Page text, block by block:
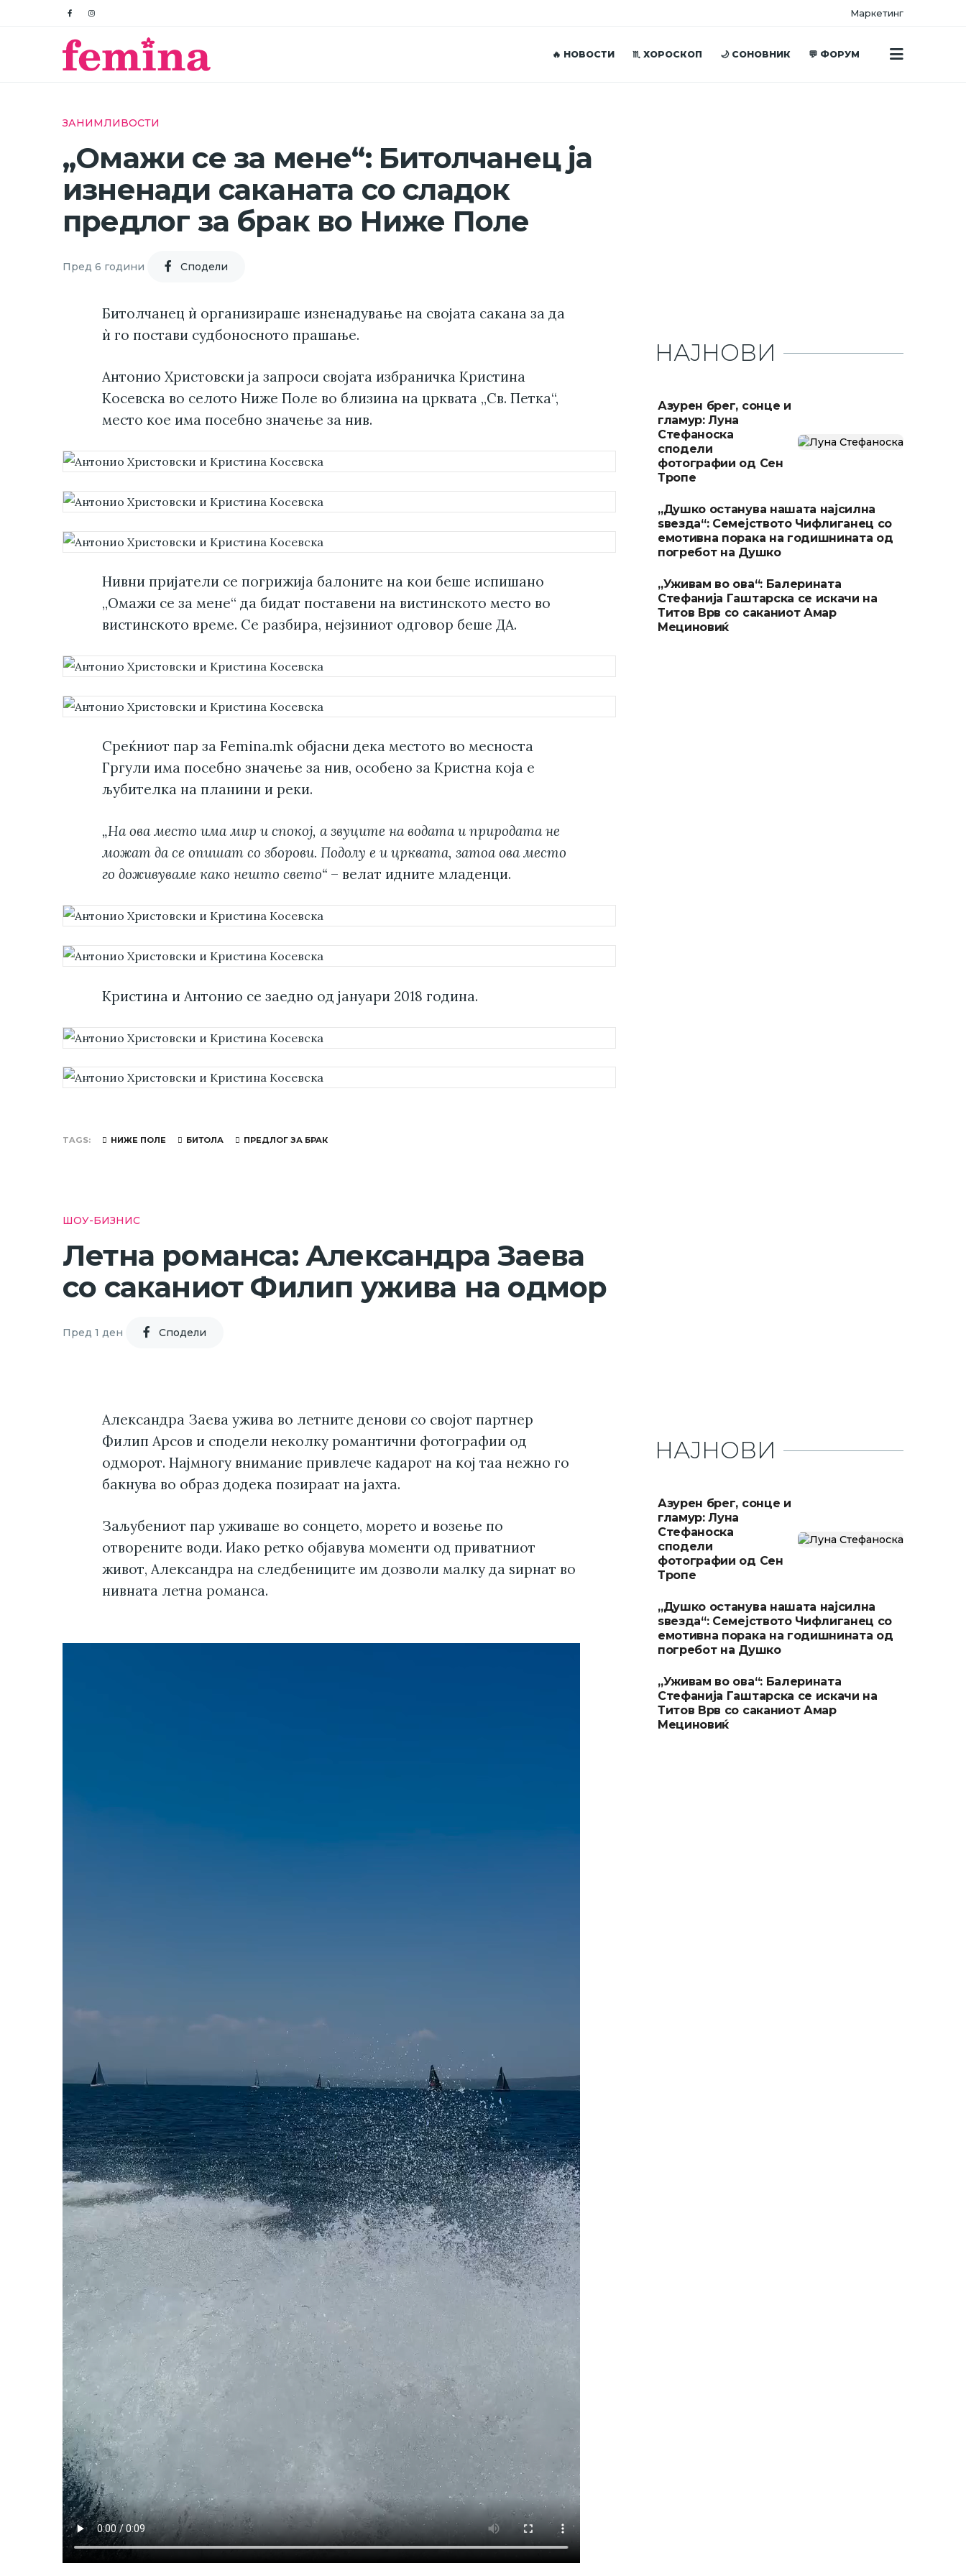
Маркетинг
🔥 НОВОСТИ ♏ ХОРОСКОП 🌙 СОНОВНИК 💬 ФОРУМ
ЗАНИМЛИВОСТИ
„Омажи се за мене“: Битолчанец ја
изненади саканата со сладок
предлог за брак во Ниже Поле
Пред 6 години Cподели
Битолчанец ѝ организираше изненадување на својата сакана за да
ѝ го постави судбоносното прашање.
Антонио Христовски ја запроси својата избраничка Кристина
Косевска во селото Ниже Поле во близина на црквата „Св. Петка“,
место кое има посебно значење за нив.
Нивни пријатели се погрижија балоните на кои беше испишано
„Омажи се за мене“ да бидат поставени на вистинското место во
вистинското време. Се разбира, нејзиниот одговор беше ДА.
Среќниот пар за Femina.mk објасни дека местото во месноста
Гргули има посебно значење за нив, особено за Кристна која е
љубителка на планини и реки.
„На ова место има мир и спокој, а звуците на водата и природата не
можат да се опишат со зборови. Подолу е и црквата, затоа ова место
го доживуваме како нешто свето“ – велат идните младенци.
Кристина и Антонио се заедно од јануари 2018 година.
TAGS НИЖЕ ПОЛЕ БИТОЛА ПРЕДЛОГ ЗА БРАК
НАЈНОВИ
Азурен брег, сонце и
гламур: Луна
Стефаноска
сподели
фотографии од Сен
Тропе
„Душко останува нашата најсилна
ѕвезда“: Семејството Чифлиганец со
емотивна порака на годишнината од
погребот на Душко
„Уживам во ова“: Балерината
Стефанија Гаштарска се искачи на
Титов Врв со саканиот Амар
Мециновиќ
ШОУ-БИЗНИС
Летна романса: Александра Заева
со саканиот Филип ужива на одмор
Пред 1 ден Cподели
Александра Заева ужива во летните денови со својот партнер
Филип Арсов и сподели неколку романтични фотографии од
одморот. Најмногу внимание привлече кадарот на кој таа нежно го
бакнува во образ додека позираат на јахта.
Заљубениот пар уживаше во сонцето, морето и возење по
отворените води. Иако ретко објавува моменти од приватниот
живот, Александра на следбениците им дозволи малку да ѕирнат во
нивната летна романса.
НАЈНОВИ
Азурен брег, сонце и
гламур: Луна
Стефаноска
сподели
фотографии од Сен
Тропе
„Душко останува нашата најсилна
ѕвезда“: Семејството Чифлиганец со
емотивна порака на годишнината од
погребот на Душко
„Уживам во ова“: Балерината
Стефанија Гаштарска се искачи на
Титов Врв со саканиот Амар
Мециновиќ